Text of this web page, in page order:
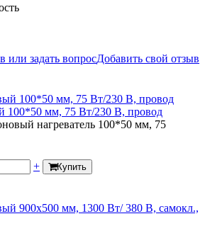
или задать вопросДобавить свой отзыв
100*50 мм, 75 Вт/230 В, провод
нагреватель 100*50 мм, 75
+ Купить